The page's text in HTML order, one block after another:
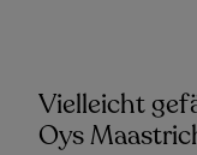
Vielleicht
Oys